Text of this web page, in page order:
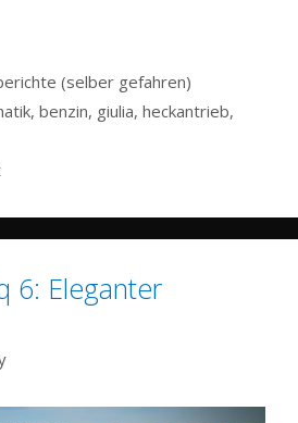
(selber gefahren)
, benzin, giulia, heckantrieb,
6: Eleganter